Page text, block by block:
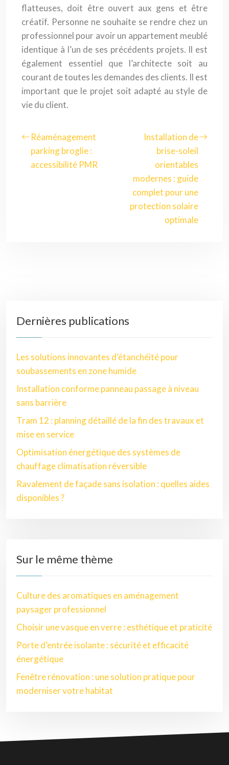
flatteuses, doit être ouvert aux gens et être
créatif. Personne ne souhaite se rendre chez un
professionnel pour avoir un appartement meublé
identique à l’un de ses précédents projets. Il est
également essentiel que l’architecte soit au
courant de toutes les demandes des clients. Il est
important que le projet soit adapté au style de
vie du client.
Réaménagement
parking broglie :
accessibilité PMR
Installation de
brise-soleil
orientables
modernes : guide
complet pour une
protection solaire
optimale
Dernières publications
Les solutions innovantes d’étanchéité pour
soubassements en zone humide
Installation conforme panneau passage à niveau
sans barrière
Tram 12 : planning détaillé de la fin des travaux et
mise en service
Optimisation énergétique des systèmes de
chauffage climatisation réversible
Ravalement de façade sans isolation : quelles aides
disponibles ?
Sur le même thème
Culture des aromatiques en aménagement
paysager professionnel
Choisir une vasque en verre : esthétique et praticité
Porte d’entrée isolante : sécurité et efficacité
énergétique
Fenêtre rénovation : une solution pratique pour
moderniser votre habitat